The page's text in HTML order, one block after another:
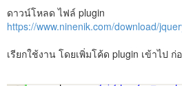
ดาวน์โหลด ไฟล์ plugin
https://www.ninenik.com/download/
เรียกใช้งาน โดยเพิ่มโค้ด plugin เข้าไป ก่